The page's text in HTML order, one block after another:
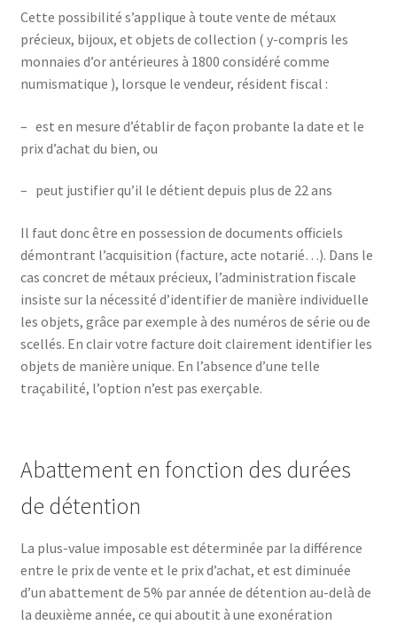
Cette possibilité s’applique à toute vente de métaux
précieux, bijoux, et objets de collection ( y-compris les
monnaies d’or antérieures à 1800 considéré comme
numismatique ), lorsque le vendeur, résident fiscal :
– est en mesure d’établir de façon probante la date et le
prix d’achat du bien, ou
– peut justifier qu’il le détient depuis plus de 22 ans
Il faut donc être en possession de documents officiels
démontrant l’acquisition (facture, acte notarié…). Dans le
cas concret de métaux précieux, l’administration fiscale
insiste sur la nécessité d’identifier de manière individuelle
les objets, grâce par exemple à des numéros de série ou de
scellés. En clair votre facture doit clairement identifier les
objets de manière unique. En l’absence d’une telle
traçabilité, l’option n’est pas exerçable.
Abattement en fonction des durées
de détention
La plus-value imposable est déterminée par la différence
entre le prix de vente et le prix d’achat, et est diminuée
d’un abattement de 5% par année de détention au-delà de
la deuxième année, ce qui aboutit à une exonération